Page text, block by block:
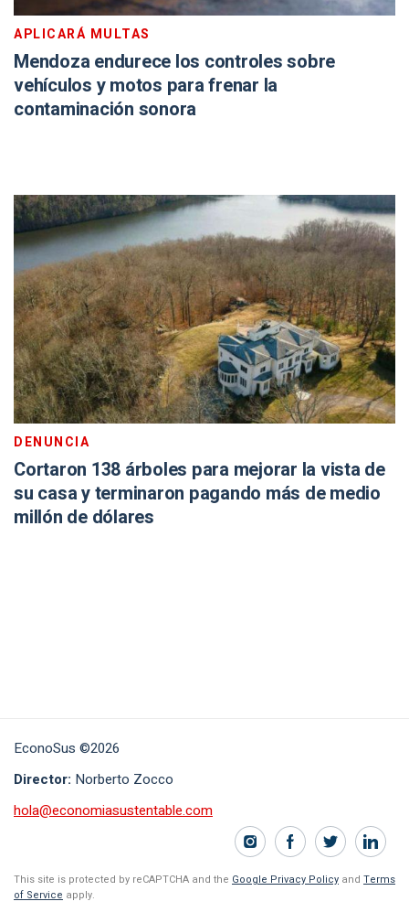
APLICARÁ MULTAS
Mendoza endurece los controles sobre
vehículos y motos para frenar la
contaminación sonora
DENUNCIA
Cortaron 138 árboles para mejorar la vista de
su casa y terminaron pagando más de medio
millón de dólares
EconoSus ©2026
Director: Norberto Zocco
hola@economiasustentable.com
This site is protected by reCAPTCHA and the Google Privacy Policy and Terms
of Service apply.